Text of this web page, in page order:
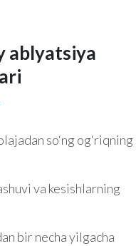
ablyatsiya
so‘ng og‘riqning
va kesishlarning
bir necha yilgacha